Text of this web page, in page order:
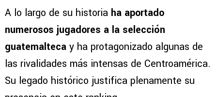
A lo largo de su historia ha aportado
numerosos jugadores a la selección
guatemalteca y ha protagonizado algunas de
las rivalidades más intensas de Centroamérica.
Su legado histórico justifica plenamente su